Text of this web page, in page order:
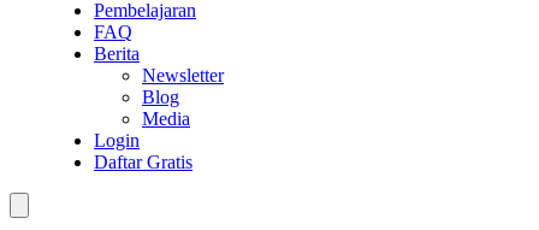
Pembelajaran
FAQ
Berita
Newsletter
Blog
Media
Login
Daftar Gratis